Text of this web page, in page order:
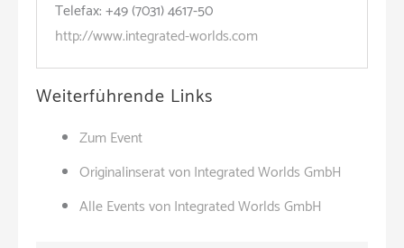
Telefax: +49 (7031) 4617-50
http://www.integrated-worlds.com
Weiterführende Links
Zum Event
Originalinserat von Integrated Worlds GmbH
Alle Events von Integrated Worlds GmbH